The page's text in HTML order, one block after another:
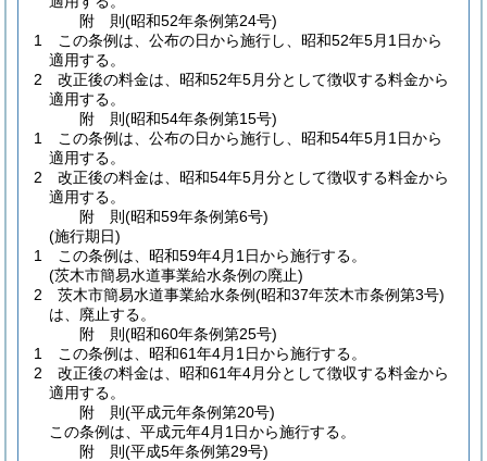
附 則(昭和52年条例第24号)
1
この条例は、公布の日から施行し、昭和52年5月1日から
適用する。
2
改正後の料金は、昭和52年5月分として徴収する料金から
適用する。
附 則(昭和54年条例第15号)
1
この条例は、公布の日から施行し、昭和54年5月1日から
適用する。
2
改正後の料金は、昭和54年5月分として徴収する料金から
適用する。
附 則(昭和59年条例第6号)
(施行期日)
1
この条例は、昭和59年4月1日から施行する。
(茨木市簡易水道事業給水条例の廃止)
2
茨木市簡易水道事業給水条例(昭和37年茨木市条例第3号)
は、廃止する。
附 則(昭和60年条例第25号)
1
この条例は、昭和61年4月1日から施行する。
2
改正後の料金は、昭和61年4月分として徴収する料金から
適用する。
附 則(平成元年条例第20号)
この条例は、平成元年4月1日から施行する。
附 則(平成5年条例第29号)